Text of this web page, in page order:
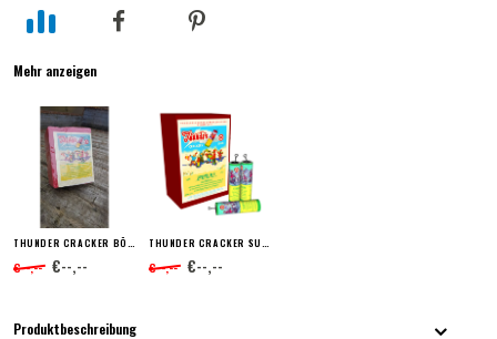
Mehr anzeigen
€--,-- €--,-- €--,-- €--,--
Produktbeschreibung